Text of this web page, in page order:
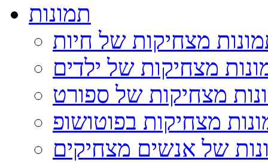
תמונות
מצחיקות של חיות
מצחיקות של ילדים
מצחיקות של ספורט
מצחיקות בפוטושופ
של אנשים מצחיקים